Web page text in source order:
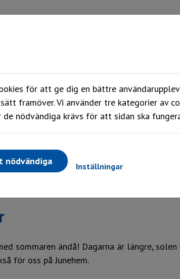
sommaren ändå! Dagarna är längre,
för oss på Junehem.
för att ge dig en bättre
framöver. Vi använder tre kategorier av
nödvändiga krävs för att sidan ska
nödvändiga Inställningar